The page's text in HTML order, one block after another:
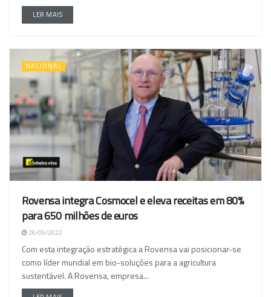
LER MAIS
NACIONAL
Rovensa integra Cosmocel e eleva receitas em 80%
para 650 milhões de euros
26/05/2022
Com esta integração estratégica a Rovensa vai posicionar-se
como líder mundial em bio-soluções para a agricultura
sustentável. A Rovensa, empresa...